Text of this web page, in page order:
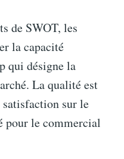
de SWOT, les
la capacité
qui désigne la
La qualité est
satisfaction sur le
le commercial